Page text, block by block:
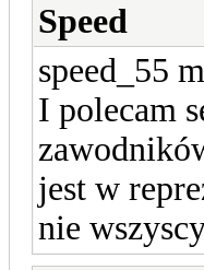
Speed
speed_55
I polecam
jest w
nie